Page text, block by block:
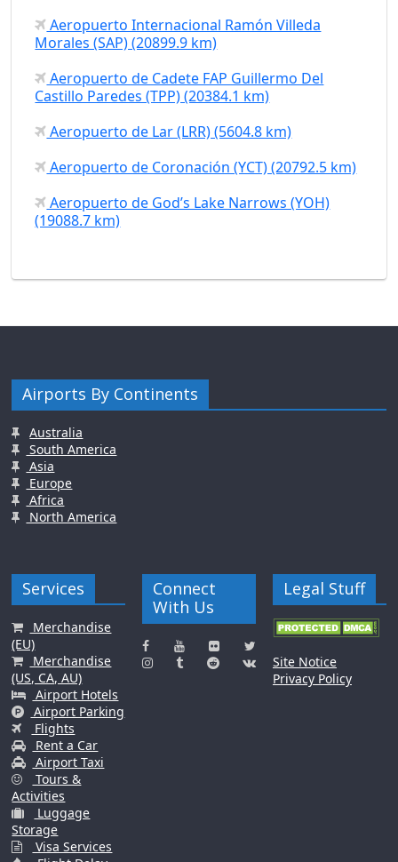
Aeropuerto Internacional Ramón Villeda
Morales (SAP) (20899.9 km)
Aeropuerto de Cadete FAP Guillermo Del
Castillo Paredes (TPP) (20384.1 km)
Aeropuerto de Lar (LRR) (5604.8 km)
Aeropuerto de Coronación (YCT) (20792.5 km)
Aeropuerto de God’s Lake Narrows (YOH)
(19088.7 km)
Airports By Continents
Australia
South America
Asia
Europe
Africa
North America
Services
Merchandise
(EU)
Merchandise
(US, CA, AU)
Airport Hotels
Airport Parking
Flights
Rent a Car
Airport Taxi
Tours &
Activities
Luggage
Storage
Visa Services
Connect
With Us
Legal Stuff
Site Notice
Privacy Policy